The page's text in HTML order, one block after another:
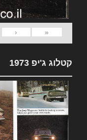
«
‹
קטלוג ג'יפ 1973